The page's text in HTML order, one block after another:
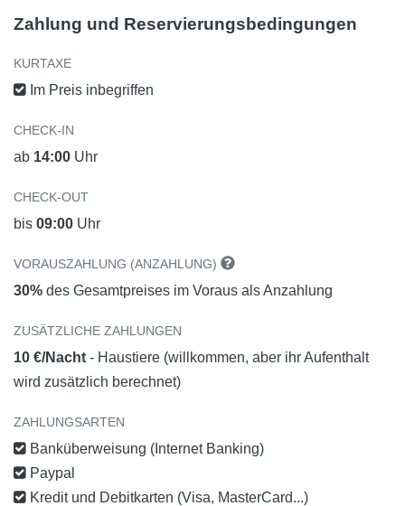
Zahlung und Reservierungsbedingungen
KURTAXE
Im Preis inbegriffen
CHECK-IN
ab 14:00 Uhr
CHECK-OUT
bis 09:00 Uhr
VORAUSZAHLUNG (ANZAHLUNG)
30% des Gesamtpreises im Voraus als Anzahlung
ZUSÄTZLICHE ZAHLUNGEN
10 €/Nacht - Haustiere (willkommen, aber ihr Aufenthalt
wird zusätzlich berechnet)
ZAHLUNGSARTEN
Banküberweisung (Internet Banking)
Paypal
Kredit und Debitkarten (Visa, MasterCard...)